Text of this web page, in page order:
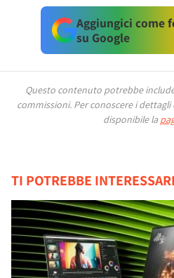
Aggiungici come
su Google
Questo contenuto potrebbe
commissioni. Per conoscere i
disponibile la
TI POTREBBE